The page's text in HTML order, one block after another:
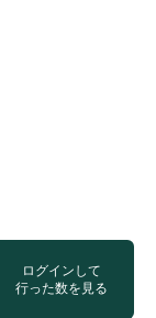
ログインして
行った数を見る